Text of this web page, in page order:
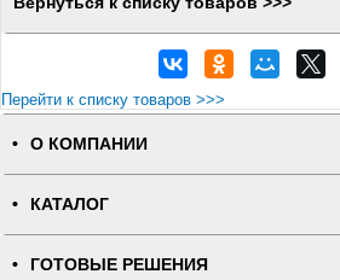
Перейти к списку товаров >>>
О КОМПАНИИ
КАТАЛОГ
ГОТОВЫЕ РЕШЕНИЯ